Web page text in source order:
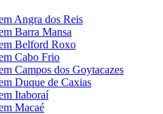
Angra dos Reis
Barra Mansa
Belford Roxo
Cabo Frio
Campos dos Goytacazes
Duque de Caxias
Itaboraí
Macaé